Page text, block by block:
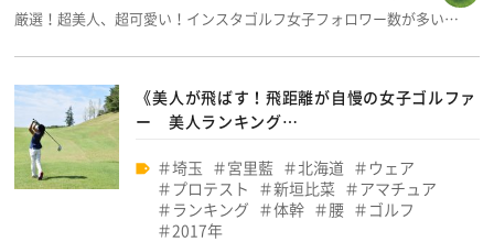
厳選！超美人、超可愛い！インスタゴルフ女子フォロワー数が多い…
《美人が飛ばす！飛距離が自慢の女子ゴルファ
ー 美人ランキング…
埼玉 宮里藍 北海道
ウェア
プロテスト
新垣比菜
アマチュア
ランキング
体幹 腰
ゴルフ
2017年